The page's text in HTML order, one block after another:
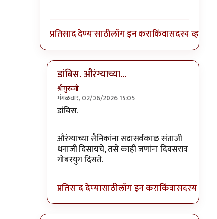
प्रतिसाद देण्यासाठीलॉग इन कराकिंवासदस्य व्हा
डांबिस. औरंग्याच्या…
श्रीगुरुजी
मंगळवार, 02/06/2026 15:05
In reply to
डांबिस.
औरंग्याच्या सैनिकांना सदासर्वकाळ संताजी
धनाजी दिसायचे, तसे काही जणांना दिवसरात्र
गोबरयुग दिसते.
प्रतिसाद देण्यासाठीलॉग इन कराकिंवासदस्य व्हा